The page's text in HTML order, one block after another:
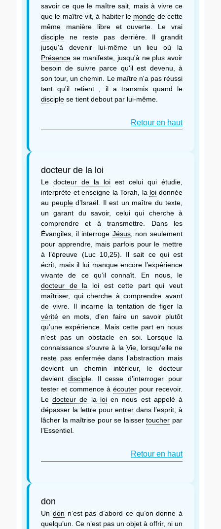
savoir ce que le maître sait, mais à vivre ce
que le maître vit, à habiter le monde de cette
même manière libre et ouverte. Le vrai
disciple ne reste pas derrière. Il grandit
jusqu'à devenir lui-même un lieu où la
Présence se manifeste, jusqu'à ne plus avoir
besoin de suivre parce qu'il est devenu, à
son tour, un chemin. Le maître n'a pas réussi
tant qu'il retient ; il a transmis quand le
disciple se tient debout par lui-même.
Retour en haut
docteur de la loi
Le docteur de la loi est celui qui étudie,
interprète et enseigne la Torah, la loi donnée
au peupled’Israël. Il est un maître du texte,
un garant du savoir, celui qui cherche à
comprendre et à transmettre. Dans les
Évangiles, il interroge Jésus, non seulement
pour apprendre, mais parfois pour le mettre
à l’épreuve (Luc 10,25). Il sait ce qui est
écrit, mais il lui manque encore l’expérience
vivante de ce qu’il connaît. En nous, le
docteur de la loiest cette part qui veut
maîtriser, qui cherche à comprendre avant
de vivre. Il incarne la tentation de figer la
vérité en mots, d’en faire un savoir plutôt
qu’une expérience. Mais cette part en nous
n’est pas un obstacle en soi. Lorsque la
connaissance s’ouvre à la Vie, lorsqu’elle ne
reste pas enfermée dans l’abstraction mais
devient un chemin intérieur, le docteur
devient disciple. Il cesse d’interroger pour
tester et commence à écouter pour recevoir.
Ledocteur de la loien nous est appelé à
dépasser la lettre pour entrer dans l’esprit, à
lâcher la maîtrise pour se laissertoucher par
l’Essentiel.
Retour en haut
don
Un don n’est pas d’abord ce qu’on donne à
quelqu’un. Ce n’est pas un objet à offrir, ni un